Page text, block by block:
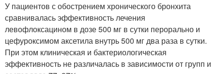
У пациентов с обострением хронического бронхита
сравнивалась эффективность лечения
левофлоксацином в дозе 500 мг в сутки перорально и
цефуроксимом аксетила внутрь 500 мг два раза в сутки.
При этом клиническая и бактериологическая
эффективность не различалась в зависимости от групп и